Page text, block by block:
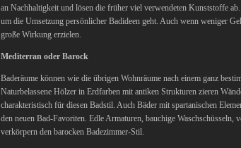
an Nachhaltigkeit und lösen die früher viel verwendeten Kunststoffe
um die Umsetzung persönlicher Badideen geht. Auch wenn weniger
große Wirkung erzielen.
Mediterran oder Barock
Baderäume können wie die übrigen Wohnräume nach einem ganz
Naturbelassene Hölzer in Erdfarben mit antiken Strukturen zieren
charakteristisch für diesen Badstil. Auch Bäder mit spartanischen
den neuen Bad-Favoriten. Edle Armaturen, bauchige
verkörpern den barocken Badezimmer-Stil.